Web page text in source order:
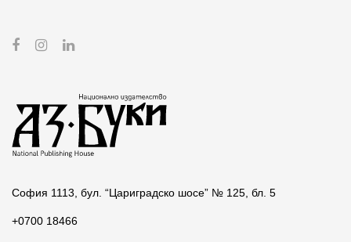
София 1113, бул. “Цариградско шосе” № 125, бл. 5
+0700 18466